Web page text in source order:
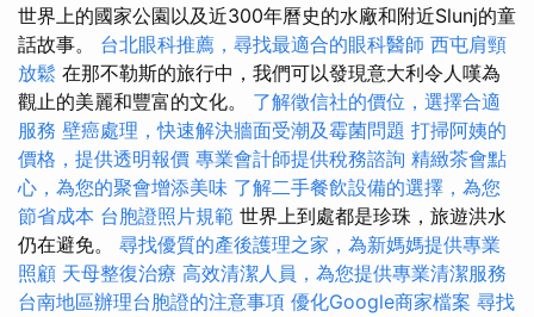
世界上的國家公園以及近300年曆史的水廠和附近Slunj的童
話故事。 台北眼科推薦，尋找最適合的眼科醫師 西屯肩頸
放鬆 在那不勒斯的旅行中，我們可以發現意大利令人嘆為
觀止的美麗和豐富的文化。 了解徵信社的價位，選擇合適
服務 壁癌處理，快速解決牆面受潮及霉菌問題 打掃阿姨的
價格，提供透明報價 專業會計師提供稅務諮詢 精緻茶會點
心，為您的聚會增添美味 了解二手餐飲設備的選擇，為您
節省成本 台胞證照片規範 世界上到處都是珍珠，旅遊洪水
仍在避免。 尋找優質的產後護理之家，為新媽媽提供專業
照顧 天母整復治療 高效清潔人員，為您提供專業清潔服務
台南地區辦理台胞證的注意事項 優化Google商家檔案 尋找